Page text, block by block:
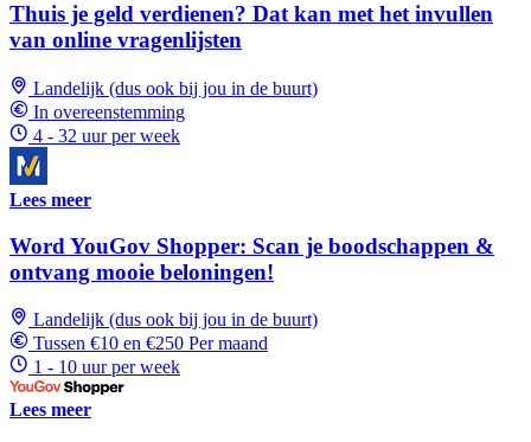
Thuis je geld verdienen? Dat kan met het invullen
van online vragenlijsten
Landelijk (dus ook bij jou in de buurt)
In overeenstemming
4 - 32 uur per week
Lees meer
Word YouGov Shopper: Scan je boodschappen &
ontvang mooie beloningen!
Landelijk (dus ook bij jou in de buurt)
Tussen €10 en €250 Per maand
1 - 10 uur per week
Lees meer